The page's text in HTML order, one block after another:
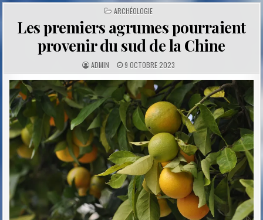
POSTED
IN
ARCHÉOLOGIE
Les premiers agrumes pourraient
provenir du sud de la Chine
A
U
T
O
R
:
ADMIN P
U
B
L
S
D
D
E
:
9 OCTOBRE 2023